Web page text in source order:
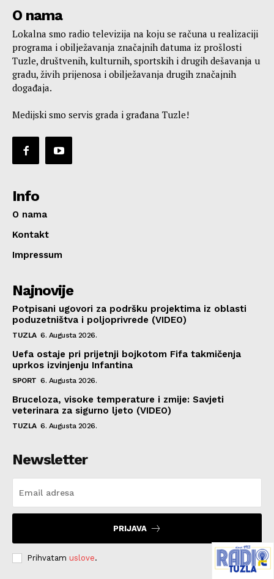
O nama
Lokalna smo radio televizija na koju se računa u realizaciji
programa i obilježavanja značajnih datuma iz prošlosti
Tuzle, društvenih, kulturnih, sportskih i drugih dešavanja u
gradu, živih prijenosa i obilježavanja drugih značajnih
događaja.
Medijski smo servis grada i građana Tuzle!
Info
O nama
Kontakt
Impressum
Najnovije
Potpisani ugovori za podršku projektima iz oblasti
poduzetništva i poljoprivrede (VIDEO)
TUZLA 6. Augusta 2026.
Uefa ostaje pri prijetnji bojkotom Fifa takmičenja
uprkos izvinjenju Infantina
SPORT 6. Augusta 2026.
Bruceloza, visoke temperature i zmije: Savjeti
veterinara za sigurno ljeto (VIDEO)
TUZLA 6. Augusta 2026.
Newsletter
PRIJAVA
Prihvatam uslove.